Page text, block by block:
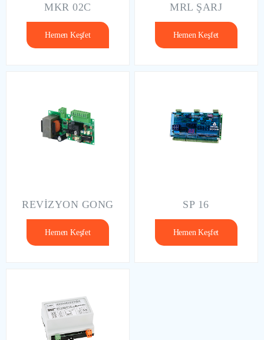
MKR 02C
Hemen Keşfet
MRL ŞARJ
Hemen Keşfet
REVİZYON GONG
Hemen Keşfet
SP 16
Hemen Keşfet